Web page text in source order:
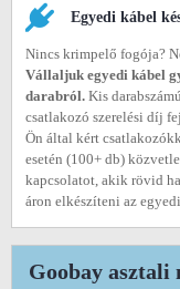
Egyedi kábel
Nincs krimpelő fogója?
Vállaljuk egyedi kábel
darabról. Kis
csatlakozó szerelési díj
Ön által kért
esetén (100+ db)
kapcsolatot, akik rövid
áron elkészíteni az
Goobay asztali